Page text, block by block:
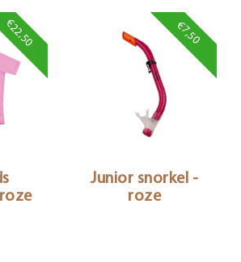
€22,50 €7,50
Junior snorkel -
roze